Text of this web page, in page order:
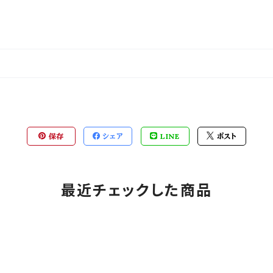
保存 シェア LINE ポスト
最近チェックした商品